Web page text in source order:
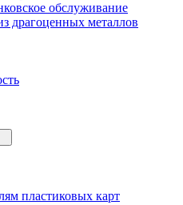
обслуживание
драгоценных металлов
пластиковых карт